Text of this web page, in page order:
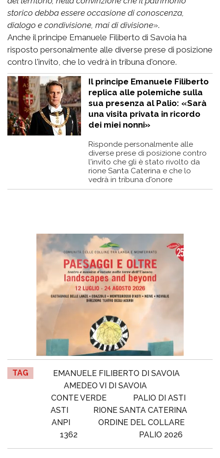
storico debba essere occasione di conoscenza,
dialogo e condivisione, mai di divisione».
Anche il principe Emanuele Filiberto di Savoia ha
risposto personalmente alle diverse prese di posizione
contro l'invito, che lo vedrà in tribuna d'onore.
Il principe Emanuele Filiberto
replica alle polemiche sulla
sua presenza al Palio: «Sarà
una visita privata in ricordo
dei miei nonni»
Risponde personalmente alle
diverse prese di posizione contro
l'invito che gli è stato rivolto da
rione Santa Caterina e che lo
vedrà in tribuna d'onore
TAG
EMANUELE FILIBERTO DI SAVOIA
AMEDEO VI DI SAVOIA
CONTE VERDE
PALIO DI ASTI
ASTI
RIONE SANTA CATERINA
ANPI
ORDINE DEL COLLARE
1362
PALIO 2026